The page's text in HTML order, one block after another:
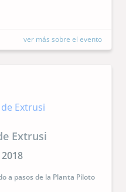
ver más sobre el evento
Extrusi
a pasos de la Planta Piloto